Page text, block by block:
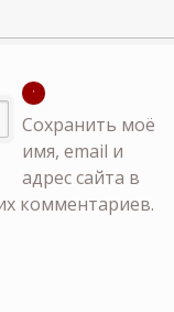
Сохранить моё
имя, email и
адрес сайта в
комментариев.